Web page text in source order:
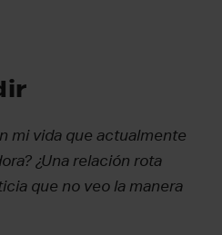
mi vida que actualmente
¿Una relación rota
que no veo la manera